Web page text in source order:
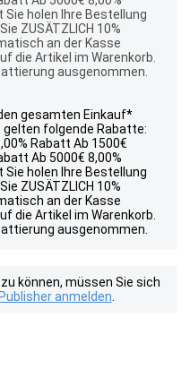
Sie holen Ihre Bestellung
ZUSÄTZLICH 10%
an der Kasse
die Artikel im Warenkorb.
ausgenommen.
gesamten Einkauf*
folgende Rabatte:
Rabatt Ab 1500€
Ab 5000€ 8,00%
Sie holen Ihre Bestellung
ZUSÄTZLICH 10%
an der Kasse
die Artikel im Warenkorb.
ausgenommen.
können, müssen Sie sich
anmelden